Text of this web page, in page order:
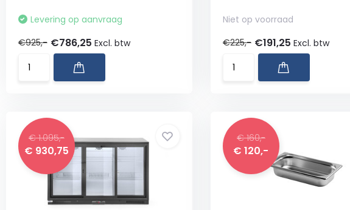
Levering op aanvraag
€925,- €786,25 Excl. btw
Niet op voorraad
€225,- €191,25 Excl. btw
€ 1.095,-
€ 930,75
€ 160,-
€ 120,-